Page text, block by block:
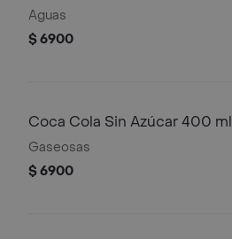
Aguas
$ 6900
Coca Cola Sin Azúcar 400 ml
Gaseosas
$ 6900